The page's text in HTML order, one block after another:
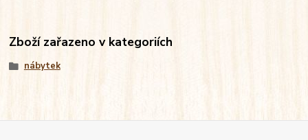
Zboží zařazeno v kategoriích
nábytek